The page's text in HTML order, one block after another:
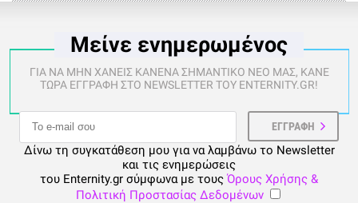
Μείνε ενημερωμένος
ΓΙΑ ΝΑ ΜΗΝ ΧΑΝΕΙΣ ΚΑΝΕΝΑ ΣΗΜΑΝΤΙΚΟ ΝΕΟ ΜΑΣ, ΚΑΝΕ
ΤΩΡΑ ΕΓΓΡΑΦΗ ΣΤΟ NEWSLETTER ΤΟΥ ENTERNITY.GR!
Δίνω τη συγκατάθεση μου για να λαμβάνω το Newsletter
και τις ενημερώσεις
του Enternity.gr σύμφωνα με τους Όρους Χρήσης &
Πολιτική Προστασίας Δεδομένων